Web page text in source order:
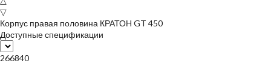
▽
Корпус правая половина КРАТОН GT 450
Доступные спецификации
266840